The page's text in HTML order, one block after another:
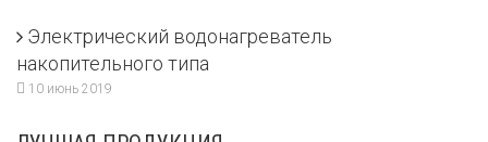
Электрический водонагреватель
накопительного типа
10 июнь 2019